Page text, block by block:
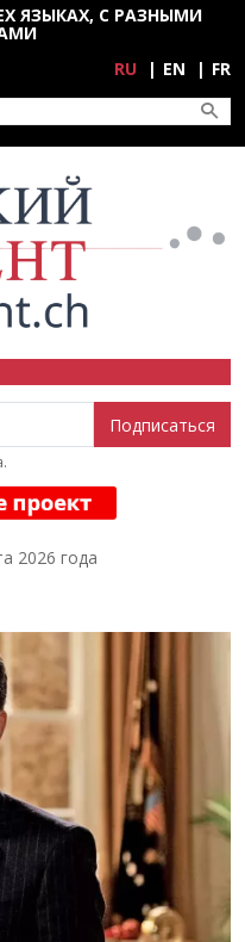
ЯЗЫКАХ, С РАЗНЫМИ
RU EN FR
2026 года